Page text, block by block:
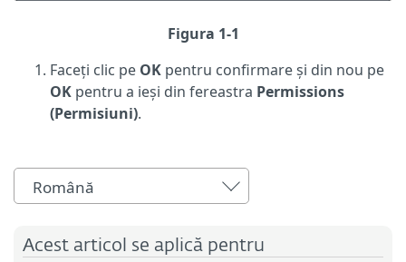
Figura 1-1
Faceți clic pe OK pentru confirmare și din nou pe
OK pentru a ieși din fereastra Permissions
(Permisiuni).
Română
Acest articol se aplică pentru